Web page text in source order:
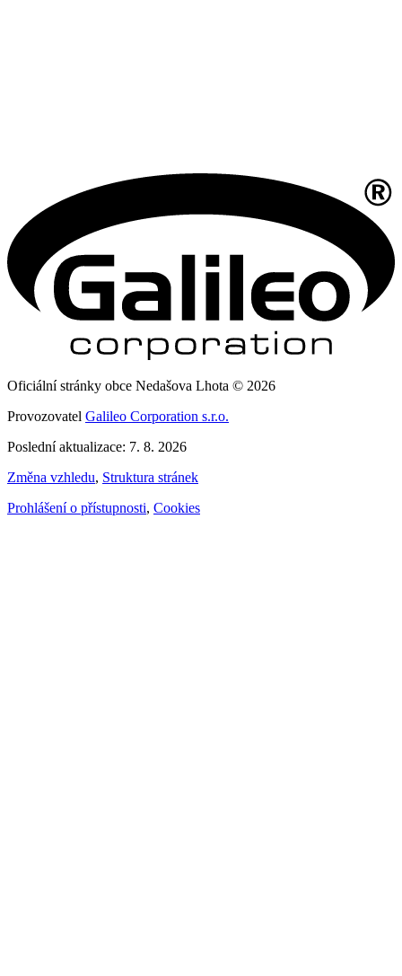
Oficiální stránky obce Nedašova Lhota © 2026
Provozovatel Galileo Corporation s.r.o.
Poslední aktualizace: 7. 8. 2026
Změna vzhledu, Struktura stránek
Prohlášení o přístupnosti, Cookies